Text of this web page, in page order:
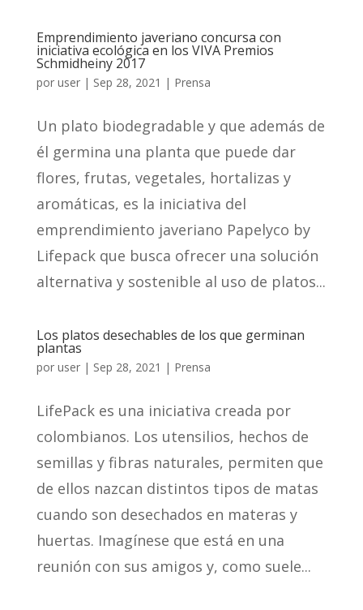
Emprendimiento javeriano concursa con
iniciativa ecológica en los VIVA Premios
Schmidheiny 2017
por user| Sep 28, 2021 | Prensa
Un plato biodegradable y que además de
él germina una planta que puede dar
flores, frutas, vegetales, hortalizas y
aromáticas, es la iniciativa del
emprendimiento javeriano Papelyco by
Lifepack que busca ofrecer una solución
alternativa y sostenible al uso de platos...
Los platos desechables de los que germinan
plantas
por user| Sep 28, 2021 | Prensa
LifePack es una iniciativa creada por
colombianos. Los utensilios, hechos de
semillas y fibras naturales, permiten que
de ellos nazcan distintos tipos de matas
cuando son desechados en materas y
huertas. Imagínese que está en una
reunión con sus amigos y, como suele...